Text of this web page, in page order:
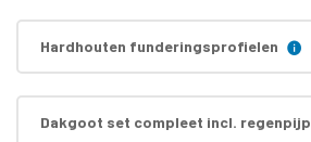
Hardhouten funderingsprofielen
Dakgoot set compleet incl. regenpijp